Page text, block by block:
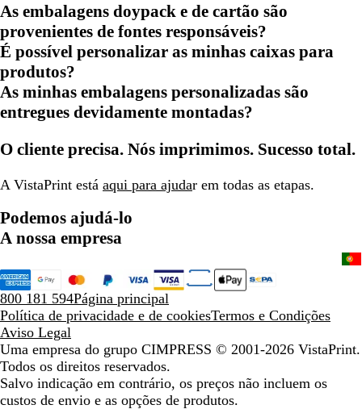
As embalagens doypack e de cartão são
provenientes de fontes responsáveis?
É possível personalizar as minhas caixas para
produtos?
As minhas embalagens personalizadas são
entregues devidamente montadas?
O cliente precisa. Nós imprimimos. Sucesso total.
A VistaPrint está aqui para ajudar em todas as etapas.
Podemos ajudá-lo
A nossa empresa
800 181 594Página principal
Política de privacidade e de cookiesTermos e Condições
Aviso Legal
Uma empresa do grupo CIMPRESS © 2001-2026 VistaPrint.
Todos os direitos reservados.
Salvo indicação em contrário, os preços não incluem os
custos de envio e as opções de produtos.